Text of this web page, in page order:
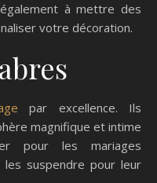
à mettre des
votre décoration.
par excellence. Ils
magnifique et intime
pour les mariages
les suspendre pour leur